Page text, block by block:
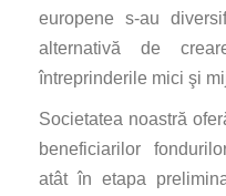
europene s-au
alternativă de
întreprinderile mici şi
Societatea noastră
beneficiarilor
atât în etapa